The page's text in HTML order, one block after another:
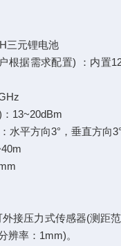
元锂电池
据需求配置) ：内置
13~20dBm
平方向3°，垂直方向3°
压力式传感器(测距范
辨率：1mm)。